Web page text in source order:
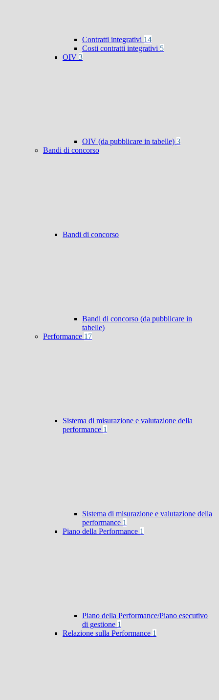
Contratti integrativi 14
Costi contratti integrativi 5
OIV 3
OIV (da pubblicare in tabelle) 3
Bandi di concorso
Bandi di concorso
Bandi di concorso (da pubblicare in
tabelle)
Performance 17
Sistema di misurazione e valutazione della
performance 1
Sistema di misurazione e valutazione della
performance 1
Piano della Performance 1
Piano della Performance/Piano esecutivo
di gestione 1
Relazione sulla Performance 1